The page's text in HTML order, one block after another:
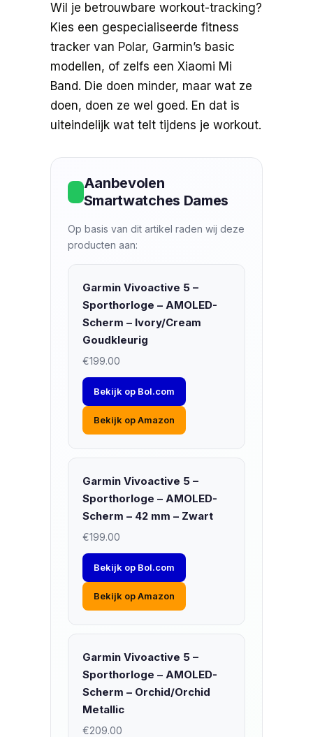
Wil je betrouwbare workout-tracking?
Kies een gespecialiseerde fitness
tracker van Polar, Garmin’s basic
modellen, of zelfs een Xiaomi Mi
Band. Die doen minder, maar wat ze
doen, doen ze wel goed. En dat is
uiteindelijk wat telt tijdens je workout.
Aanbevolen
Smartwatches Dames
Op basis van dit artikel raden wij deze
producten aan:
Garmin Vivoactive 5 –
Sporthorloge – AMOLED-
Scherm – Ivory/Cream
Goudkleurig
€199.00
Bekijk op Bol.com
Bekijk op Amazon
Garmin Vivoactive 5 –
Sporthorloge – AMOLED-
Scherm – 42 mm – Zwart
€199.00
Bekijk op Bol.com
Bekijk op Amazon
Garmin Vivoactive 5 –
Sporthorloge – AMOLED-
Scherm – Orchid/Orchid
Metallic
€209.00